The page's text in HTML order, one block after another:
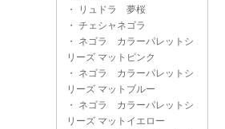
・
リュドラ 夢桜
・ チェシャネゴラ
・ ネゴラ カラーパレットシ
リーズ マットピンク
・ ネゴラ カラーパレットシ
リーズ マットブルー
・ ネゴラ カラーパレットシ
リーズ マットイエロー